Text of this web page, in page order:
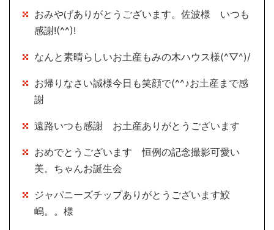
おみやげありがとうございます。佐波様 いつも
感謝!(^^)!
なんと素晴らしいお土産もみの木ハウス様(^▽^)/
お帰りなさい誠様今日も笑顔で(^^♪お土産まで感
謝
遠路いつも感謝 お土産ありがとうございます
おめでとうございます 恒例の記念撮影可愛い
美。ちゃんお誕生会
ジャパニーズチップありがとうございます鮫
嶋。。様